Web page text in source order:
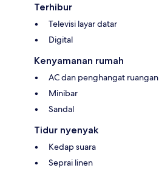
Terhibur
Televisi layar datar
Digital
Kenyamanan rumah
AC dan penghangat ruangan
Minibar
Sandal
Tidur nyenyak
Kedap suara
Seprai linen